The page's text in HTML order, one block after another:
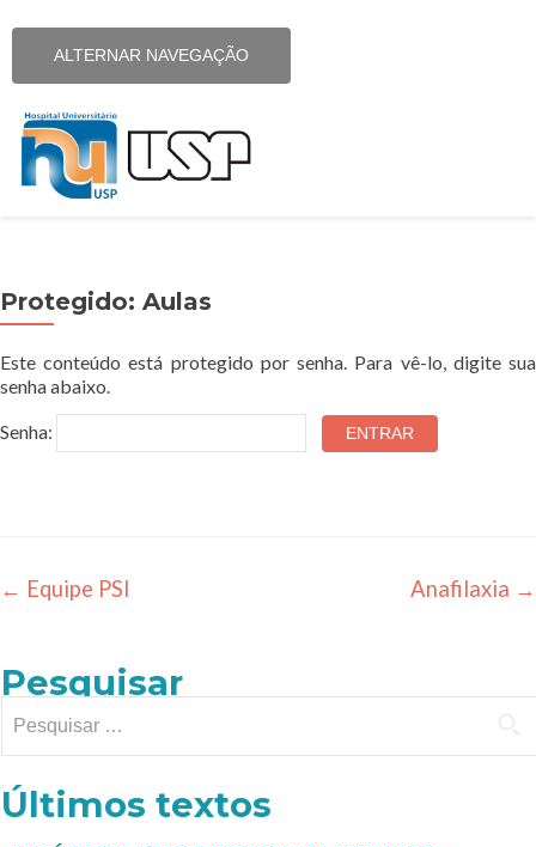
ALTERNAR NAVEGAÇÃO
Paciente & Família
Ensino & Pesquisa
Protegido: Aulas
Este conteúdo está protegido por senha. Para vê-lo, digite sua
senha abaixo.
Senha:
← Equipe PSI Anafilaxia →
Pesquisar
Últimos textos